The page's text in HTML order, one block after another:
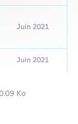
Juin 2021
Juin 2021
Ko